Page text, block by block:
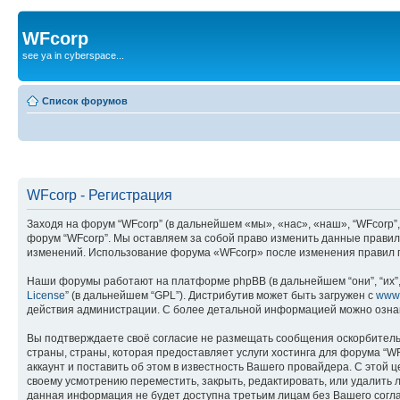
WFcorp
see ya in cyberspace...
Список форумов
WFcorp - Регистрация
Заходя на форум “WFcorp” (в дальнейшем «мы», «нас», «наш»,
форум “WFcorp”. Мы оставляем за собой право изменить данные
изменений. Использование форума «WFcorp» после изменения правил
Наши форумы работают на платформе phpBB (в дальнейшем “они”, “их”,
License” (в дальнейшем “GPL”). Дистрибутив может быть загружен с
действия администрации. С более детальной информацией можно
Вы подтверждаете своё согласие не размещать сообщения
страны, страны, которая предоставляет услуги хостинга для форума
аккаунт и поставить об этом в известность Вашего провайдера. С
своему усмотрению переместить, закрыть, редактировать, или
данная информация не будет доступна третьим лицам без Вашего